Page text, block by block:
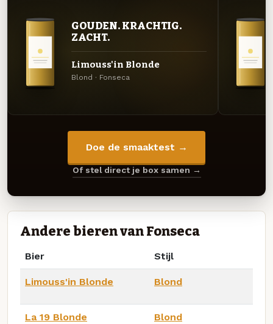
GOUDEN. KRACHTIG.
ZACHT.
Limouss'in Blonde
Blond · Fonseca
Doe de smaaktest →
Of stel direct je box samen →
Andere bieren van Fonseca
Bier Stijl
Limouss'in Blonde Blond
La 19 Blonde Blond